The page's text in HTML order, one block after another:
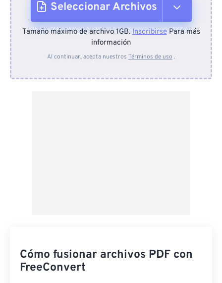
Seleccionar Archivos
Desde el dispositivo
Tamaño máximo de archivo 1GB.InscribirsePara más
información
Al continuar, acepta nuestros Términos de uso .
Cómo fusionar archivos PDF con
FreeConvert